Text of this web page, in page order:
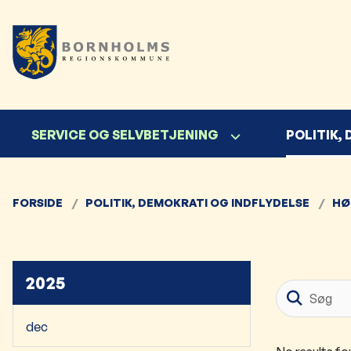
SERVICE OG SELVBETJENING POLITIK,
FORSIDE POLITIK, DEMOKRATI OG INDFLYDELSE
2025
dec